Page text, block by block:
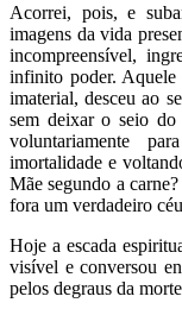
Acorrei, pois, e
imagens da vida
incompreensível,
infinito poder. Aquele
imaterial, desceu ao
sem deixar o seio do
voluntariamente
imortalidade e
Mãe segundo a
fora um verdadeiro
Hoje a escada
visível e conversou
pelos degraus da